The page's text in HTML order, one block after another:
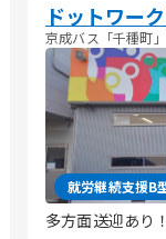
ドットワー
京成バス「千種町
就労継続支援B
多方面送迎あり